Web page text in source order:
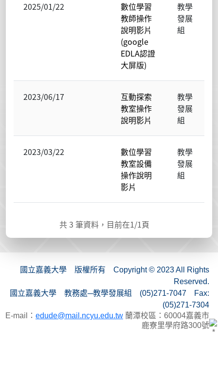
2025/01/22
數位學習
教師操作
說明影片
(google
EDLA認證
大屏版)
教學
發展
組
2023/06/17
互動探索
教室操作
說明影片
教學
發展
組
2023/03/22
數位學習
教室設備
操作說明
影片
教學
發展
組
共3 筆資料，目前在1/1頁
國立嘉義大學 版權所有 Copyright © 2023 All Rights
Reserved.
國立嘉義大學 教務處─教學發展組 (05)271-7047 Fax:
(05)271-7304
E-mail： edude@mail.ncyu.edu.tw 蘭潭校區：60004嘉義市
鹿寮里學府路300號